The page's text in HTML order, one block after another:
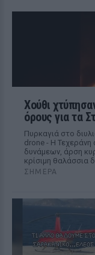
Χούθι
όρους για τα
Πυρκαγιά στο
drone - Η Τεχεράνη
δυνάμεων, άρση
κρίσιμη θαλάσσια
ΣΉΜΕΡΑ